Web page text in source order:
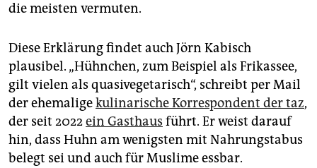
die meisten vermuten.
Diese Erklärung findet auch Jörn Kabisch
plausibel. „Hühnchen, zum Beispiel als Frikassee,
gilt vielen als quasivegetarisch“, schreibt per Mail
der ehemaligekulinarische Korrespondent der taz,
der seit 2022ein Gasthaus führt. Er weist darauf
hin, dass Huhn am wenigsten mit Nahrungstabus
belegt sei und auch für Muslime essbar.